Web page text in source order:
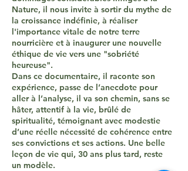
Nature, il nous invite à sortir du mythe de
la croissance indéfinie, à réaliser
l'importance vitale de notre terre
nourricière et à inaugurer une nouvelle
éthique de vie vers une "sobriété
heureuse".
Dans ce documentaire, il raconte son
expérience, passe de l’anecdote pour
aller à l’analyse, il va son chemin, sans se
hâter, attentif à la vie, brûlé de
spiritualité, témoignant avec modestie
d’une réelle nécessité de cohérence entre
ses convictions et ses actions. Une belle
leçon de vie qui, 30 ans plus tard, reste
un modèle.